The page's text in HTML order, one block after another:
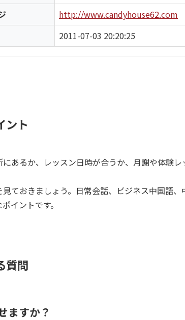
http://www.candyhouse62.com
2011-07-03 20:20:25
ント
あるか、レッスン日時が合うか、月謝や体験
ておきましょう。日常会話、ビジネス中国語
イントです。
質問
ますか？